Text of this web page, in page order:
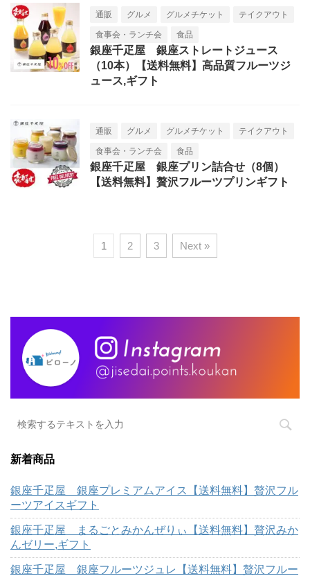
通販 グルメ グルメチケット テイクアウト
食事会・ランチ会 食品
銀座千疋屋 銀座ストレートジュース
（10本）【送料無料】高品質フルーツジ
ュース,ギフト
通販 グルメ グルメチケット テイクアウト
食事会・ランチ会 食品
銀座千疋屋 銀座プリン詰合せ（8個）
【送料無料】贅沢フルーツプリンギフト
1 2 3 Next »
新着商品
銀座千疋屋 銀座プレミアムアイス【送料無料】贅沢フル
ーツアイスギフト
銀座千疋屋 まるごとみかんぜりぃ【送料無料】贅沢みか
んゼリー,ギフト
銀座千疋屋 銀座フルーツジュレ【送料無料】贅沢フルー